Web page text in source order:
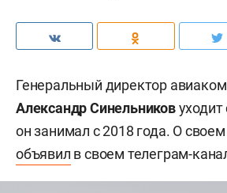
Генеральный директор
Александр Синельниковуходит
он занимал с 2018 года. О
объявил в своем телеграм-